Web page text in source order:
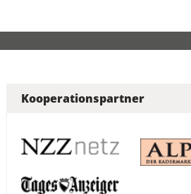
Kooperationspartner